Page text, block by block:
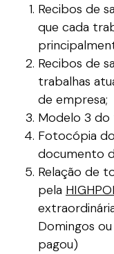
Recibos de
que cada
Recibos de
trabalhas
de empresa;
Modelo 3 do
Fotocópia
documento
Relação de
pela
Domingos
pagou)